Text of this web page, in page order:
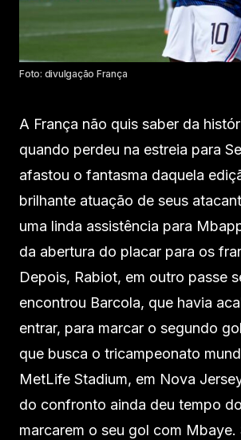
Foto: divulgação França
A França não quis saber da
quando perdeu na estreia para
afastou o fantasma daquela
brilhante atuação de seus
uma linda assistência para
da abertura do placar para os
Depois, Rabiot, em outro passe
encontrou Barcola, que havia
entrar, para marcar o segundo
que busca o tricampeonato
MetLife Stadium, em Nova
do confronto ainda deu tempo
marcarem o seu gol com Mbaye.